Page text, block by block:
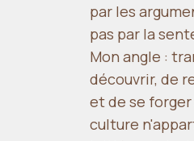
par les
pas par la
Mon angle :
découvrir, de
et de se
culture